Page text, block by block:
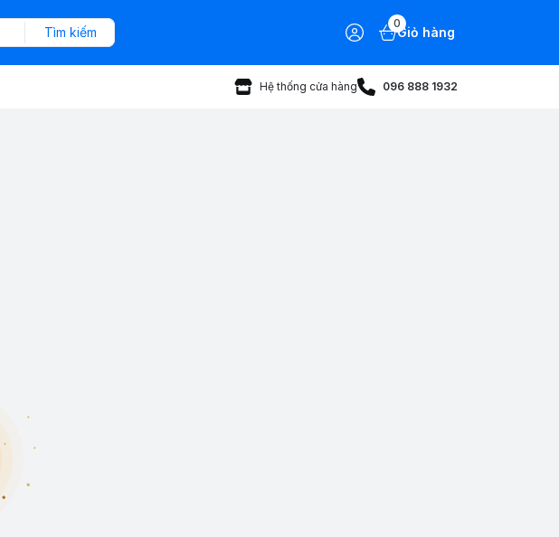
Tìm kiếm
0
Giỏ hàng
Hệ thống cửa hàng 096 888 1932